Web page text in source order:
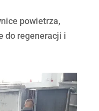
powietrza,
do regeneracji i